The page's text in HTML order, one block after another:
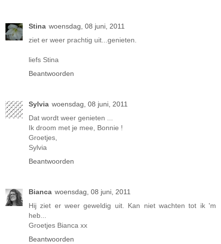
Stina woensdag, 08 juni, 2011
ziet er weer prachtig uit...genieten.
liefs Stina
Beantwoorden
Sylvia woensdag, 08 juni, 2011
Dat wordt weer genieten ...
Ik droom met je mee, Bonnie !
Groetjes,
Sylvia
Beantwoorden
Bianca woensdag, 08 juni, 2011
Hij ziet er weer geweldig uit. Kan niet wachten tot ik 'm
heb...
Groetjes Bianca xx
Beantwoorden